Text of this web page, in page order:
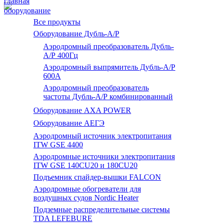
оборудование
Все продукты
Оборудование Дубль-А/Р
Аэродромный преобразователь Дубль-
А/Р 400Гц
Аэродромный выпрямитель Дубль-А/Р
600А
Аэродромный преобразователь
частоты Дубль-А/Р комбинированный
Оборудование AXA POWER
Оборудование АЕГЭ
Аэродромный источник электропитания
ITW GSE 4400
Аэродромные источники электропитания
ITW GSE 140CU20 и 180CU20
Подъемник спайдер-вышки FALCON
Аэродромные обогреватели для
воздушных судов Nordic Heater
Подземные распределительные системы
TDA LEFEBURE